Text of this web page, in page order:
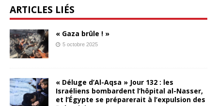
ARTICLES LIÉS
« Gaza brûle ! »
5 octobre 2025
« Déluge d’Al-Aqsa » Jour 132 : les
Israéliens bombardent l’hôpital al-Nasser,
et l’Égypte se préparerait à l’expulsion des